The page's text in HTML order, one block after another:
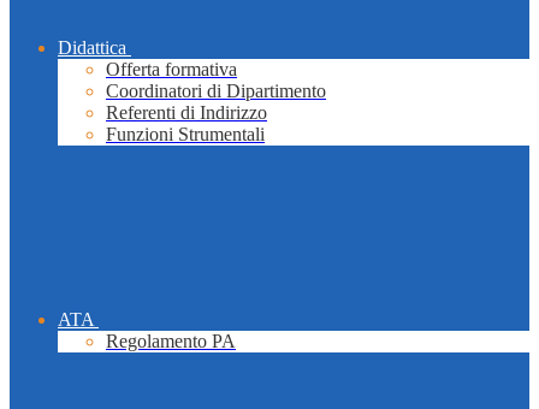
Didattica
Offerta formativa
Coordinatori di Dipartimento
Referenti di Indirizzo
Funzioni Strumentali
ATA
Regolamento PA